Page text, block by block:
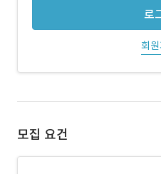
로
회
모집 요건